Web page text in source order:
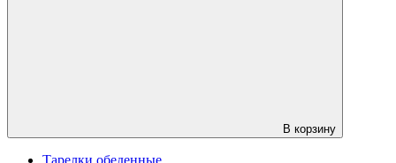
В корзину
Тарелки обеденные